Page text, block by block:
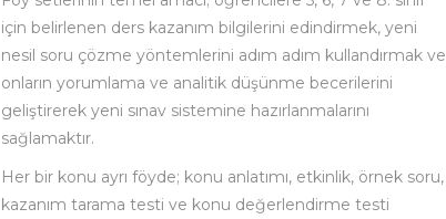
için belirlenen ders kazanım bilgilerini edindirmek, yeni
nesil soru çözme yöntemlerini adım adım kullandırmak ve
onların yorumlama ve analitik düşünme becerilerini
geliştirerek yeni sınav sistemine hazırlanmalarını
sağlamaktır.
Her bir konu ayrı föyde; konu anlatımı, etkinlik, örnek soru,
kazanım tarama testi ve konu değerlendirme testi